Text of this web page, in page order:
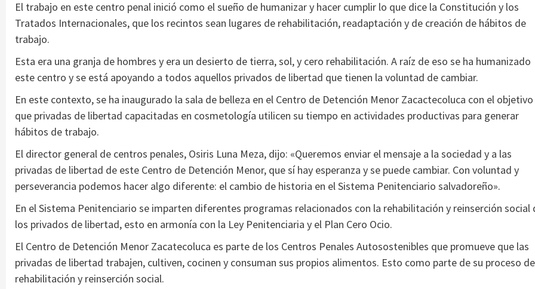
El trabajo en este centro penal inició como el sueño de humanizar y hacer cumplir lo que dice la Constitución y los
Tratados Internacionales, que los recintos sean lugares de rehabilitación, readaptación y de creación de hábitos de
trabajo.
Esta era una granja de hombres y era un desierto de tierra, sol, y cero rehabilitación. A raíz de eso se ha humanizado
este centro y se está apoyando a todos aquellos privados de libertad que tienen la voluntad de cambiar.
En este contexto, se ha inaugurado la sala de belleza en el Centro de Detención Menor Zacactecoluca con el objetivo
que privadas de libertad capacitadas en cosmetología utilicen su tiempo en actividades productivas para generar
hábitos de trabajo.
El director general de centros penales, Osiris Luna Meza, dijo: «Queremos enviar el mensaje a la sociedad y a las
privadas de libertad de este Centro de Detención Menor, que sí hay esperanza y se puede cambiar. Con voluntad y
perseverancia podemos hacer algo diferente: el cambio de historia en el Sistema Penitenciario salvadoreño».
En el Sistema Penitenciario se imparten diferentes programas relacionados con la rehabilitación y reinserción social
los privados de libertad, esto en armonía con la Ley Penitenciaria y el Plan Cero Ocio.
El Centro de Detención Menor Zacatecoluca es parte de los Centros Penales Autosostenibles que promueve que las
privadas de libertad trabajen, cultiven, cocinen y consuman sus propios alimentos. Esto como parte de su proceso de
rehabilitación y reinserción social.